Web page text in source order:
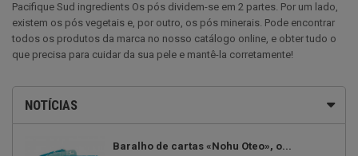
NOTÍCIAS
Baralho de cartas «Nohu Oteo», o...
Pacifique Sud ingredients Os pós dividem-se em 2 partes. Por um lado,
existem os pós vegetais e, por outro, os pós minerais. Pode encontrar
todos os produtos da marca no nosso catálogo online, e obter tudo o
que precisa para cuidar da sua pele e mantê-la corretamente!